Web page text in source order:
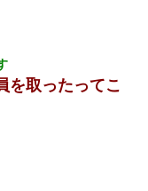
の言葉が信じられな
結果
を取ったってこ